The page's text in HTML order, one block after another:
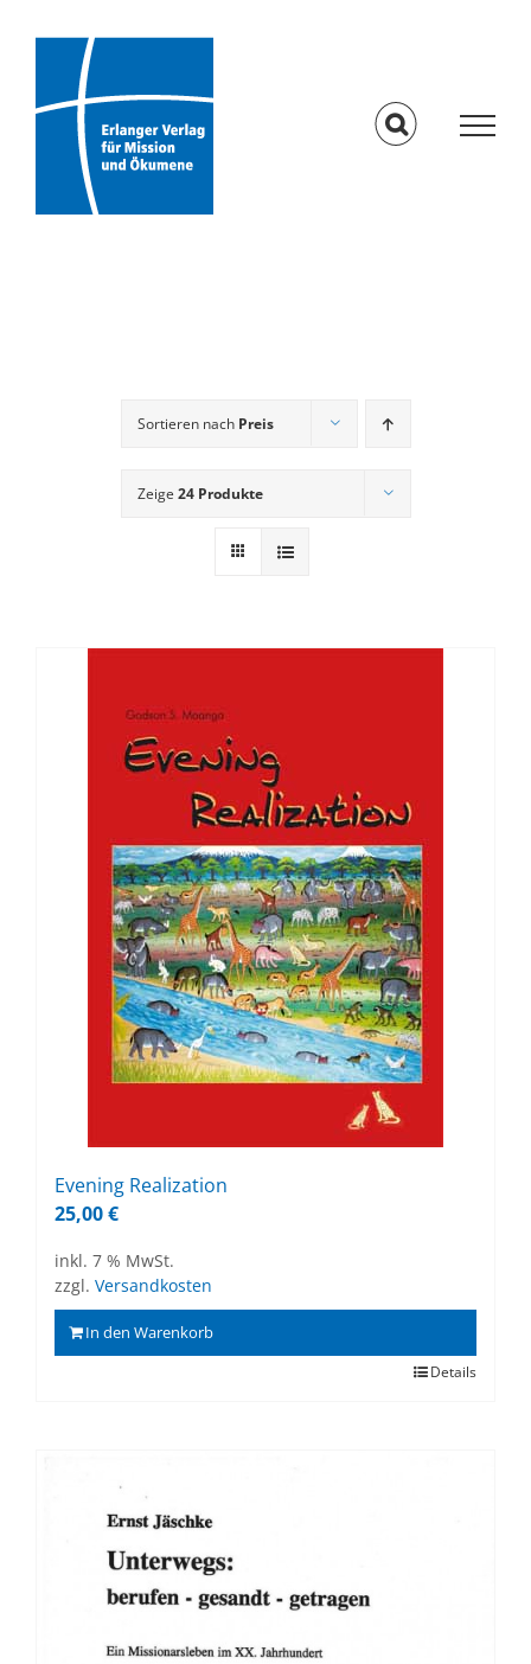
Sortieren nach Preis
Zeige 24 Produkte
Evening Rea­liza­ti­on
25,00€
inkl. 7 % MwSt.
zzgl. Versandkosten
In den Warenkorb
Details